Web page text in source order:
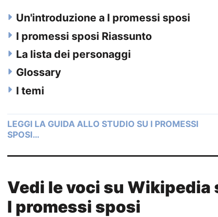
Un'introduzione a I promessi sposi
I promessi sposi Riassunto
La lista dei personaggi
Glossary
I temi
LEGGI LA GUIDA ALLO STUDIO SU I PROMESSI
SPOSI…
Vedi le voci su Wikipedia
I promessi sposi